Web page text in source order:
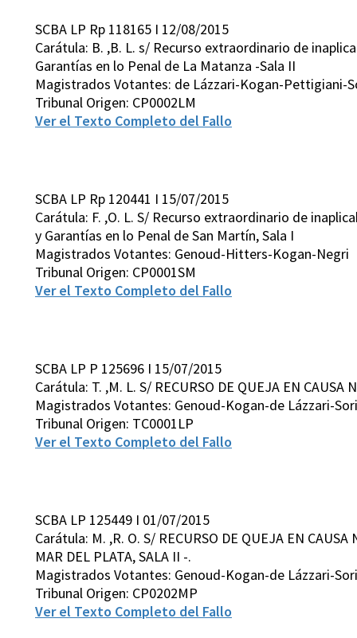
SCBA LP Rp 118165 I 12/08/2015
Carátula: B. ,B. L. s/ Recurso extraordinario de
Garantías en lo Penal de La Matanza -Sala II
Magistrados Votantes: de Lázzari-Kogan-Pettigiani-
Tribunal Origen: CP0002LM
Ver el Texto Completo del Fallo
SCBA LP Rp 120441 I 15/07/2015
Carátula: F. ,O. L. S/ Recurso extraordinario de
y Garantías en lo Penal de San Martín, Sala I
Magistrados Votantes: Genoud-Hitters-Kogan-Negri
Tribunal Origen: CP0001SM
Ver el Texto Completo del Fallo
SCBA LP P 125696 I 15/07/2015
Carátula: T. ,M. L. S/ RECURSO DE QUEJA EN CAUSA
Magistrados Votantes: Genoud-Kogan-de Lázzari-
Tribunal Origen: TC0001LP
Ver el Texto Completo del Fallo
SCBA LP 125449 I 01/07/2015
Carátula: M. ,R. O. S/ RECURSO DE QUEJA EN
MAR DEL PLATA, SALA II -.
Magistrados Votantes: Genoud-Kogan-de Lázzari-
Tribunal Origen: CP0202MP
Ver el Texto Completo del Fallo